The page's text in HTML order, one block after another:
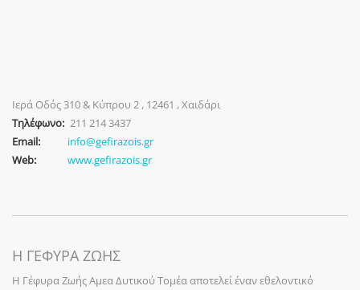
Ιερά Οδός 310 & Κύπρου 2 , 12461 , Χαιδάρι
Τηλέφωνο:211 214 3437
Email:
info@gefirazois.gr
Web:
www.gefirazois.gr
Η ΓΕΦΥΡΑ ΖΩΗΣ
Η Γέφυρα Ζωής Αμεα Δυτικού Τομέα αποτελεί έναν εθελοντικό